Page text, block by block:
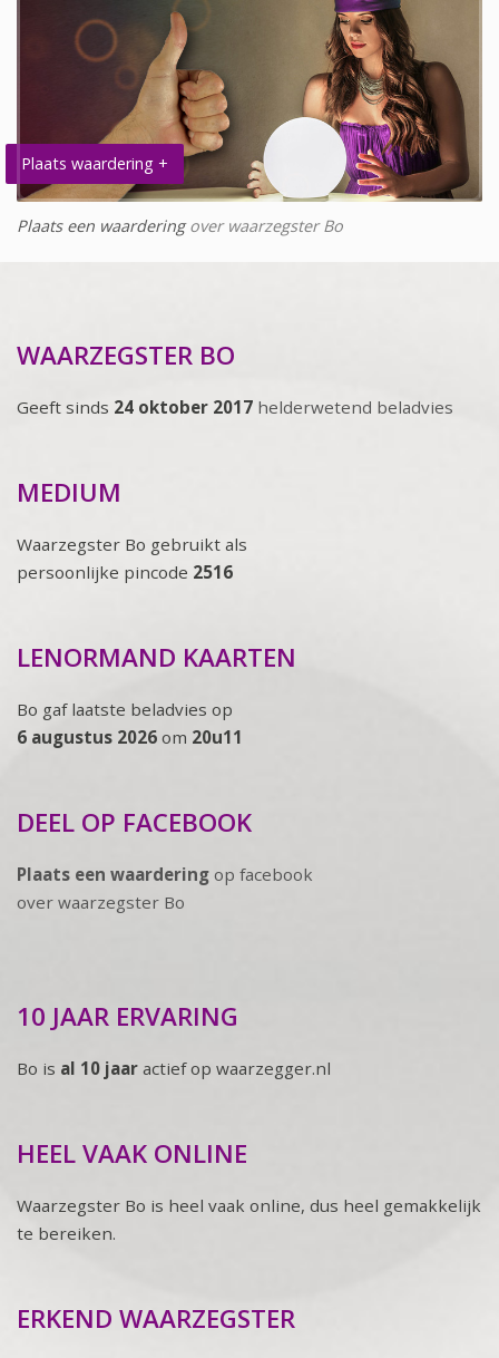
Plaats waardering +
Plaats een waarderingover waarzegster Bo
WAARZEGSTER BO
Geeft sinds 24 oktober 2017 helderwetend beladvies
MEDIUM
Waarzegster Bo gebruikt als
persoonlijke pincode 2516
LENORMAND KAARTEN
Bo gaf laatste beladvies op
6 augustus 2026 om 20u11
DEEL OP FACEBOOK
Plaats een waardering op facebook
over waarzegster Bo
10 JAAR ERVARING
Bo is al 10 jaar actief op waarzegger.nl
HEEL VAAK ONLINE
Waarzegster Bo is heel vaak online, dus heel gemakkelijk
te bereiken.
ERKEND WAARZEGSTER